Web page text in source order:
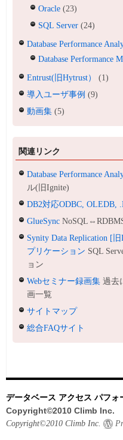
Oracle (23)
SQL Server (24)
Database Performance
Database Performance
Entrust(旧Hytrust）
(1)
導入ユーザ事例 (9)
動画集 (5)
関連リンク
Database Performance
ル(旧Ignite)
DB2対応ODBC, OLEDB,
GlueSync
Synity Data Replication [
プリケーション SQL
ョン
Webセミナー録画集 過去
画一覧
サイトマップ
総合FAQサイト
データベース アクセス パフォ
Copyright©2010 Climb Inc.
Copyright©2010 Climb Inc.